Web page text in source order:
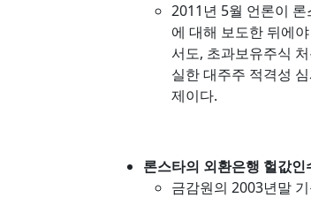
2011년 5월 언론이
에 대해 보도한 뒤에
서도, 초과보유주식
실한 대주주 적격성
제이다.
론스타의 외환은행 헐값인
금감원의 2003년말